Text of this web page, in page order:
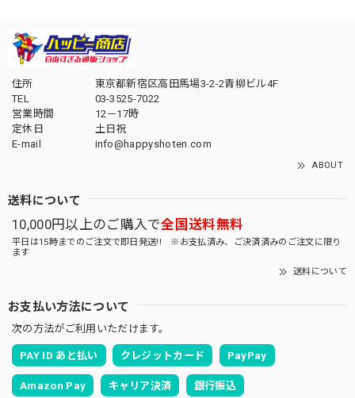
住所
東京都新宿区高田馬場3-2-2青柳ビル4F
TEL
03-3525-7022
営業時間
12－17時
定休日
土日祝
E-mail
info@happyshoten.com
ABOUT
送料について
10,000円以上のご購入で全国送料無料
平日は15時までのご注文で即日発送!! ※お支払済み、ご決済済みのご注文に限り
ます
送料について
お支払い方法について
次の方法がご利用いただけます。
PAY ID あと払い クレジットカード PayPay
Amazon Pay キャリア決済 銀行振込